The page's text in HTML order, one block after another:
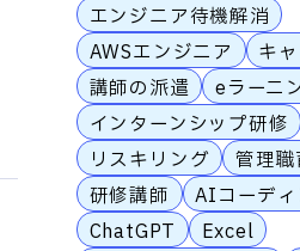
エンジニア待機解消
AWSエンジニア
キ
講師の派遣
eラーニ
インターンシップ研修
リスキリング
管理職
研修講師
AIコーデ
ChatGPT
Excel